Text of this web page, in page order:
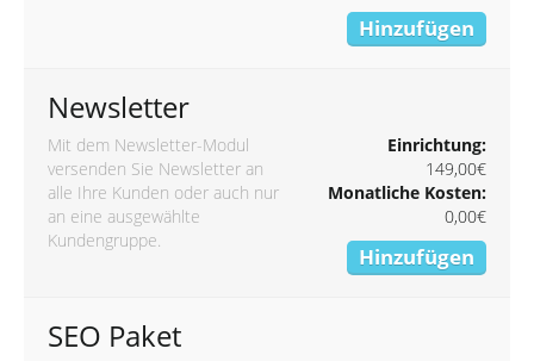
Hinzufügen
Newsletter
Mit dem Newsletter-Modul
versenden Sie Newsletter an
alle Ihre Kunden oder auch nur
an eine ausgewählte
Kundengruppe.
Einrichtung:
149,00€
Monatliche Kosten:
0,00€
Hinzufügen
SEO Paket